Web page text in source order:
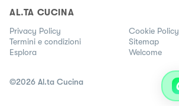
AL.TA CUCINA
Privacy Policy
Cookie Policy
Termini e condizioni
Sitemap
Esplora
Welcome
©2026 Al.ta Cucina